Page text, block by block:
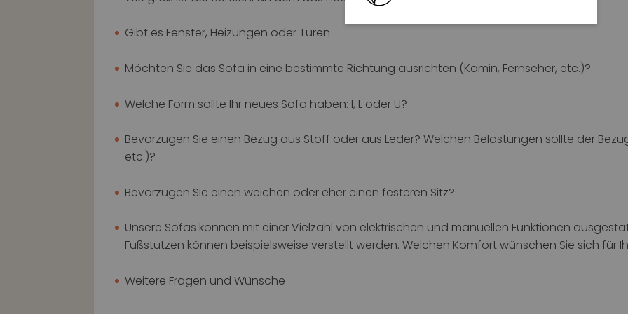
Gibt es Fenster, Heizungen oder Türen
Möchten Sie das Sofa in eine bestimmte Richtung ausrichten (Kamin, Fernseher, etc.)?
Welche Form sollte Ihr neues Sofa haben: I, L oder U?
Bevorzugen Sie einen Bezug aus Stoff oder aus Leder? Welchen Belastungen sollte der
etc.)?
Bevorzugen Sie einen weichen oder eher einen festeren Sitz?
Unsere Sofas können mit einer Vielzahl von elektrischen und manuellen Funktionen
Fußstützen können beispielsweise verstellt werden. Welchen Komfort wünschen Sie sich für
Weitere Fragen und Wünsche